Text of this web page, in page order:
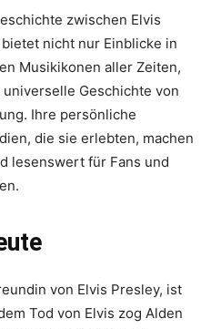
zwischen Elvis
nicht nur Einblicke in
Musikikonen aller Zeiten,
Geschichte von
Ihre persönliche
die sie erlebten, machen
lesenswert für Fans und
von Elvis Presley, ist
Tod von Elvis zog Alden